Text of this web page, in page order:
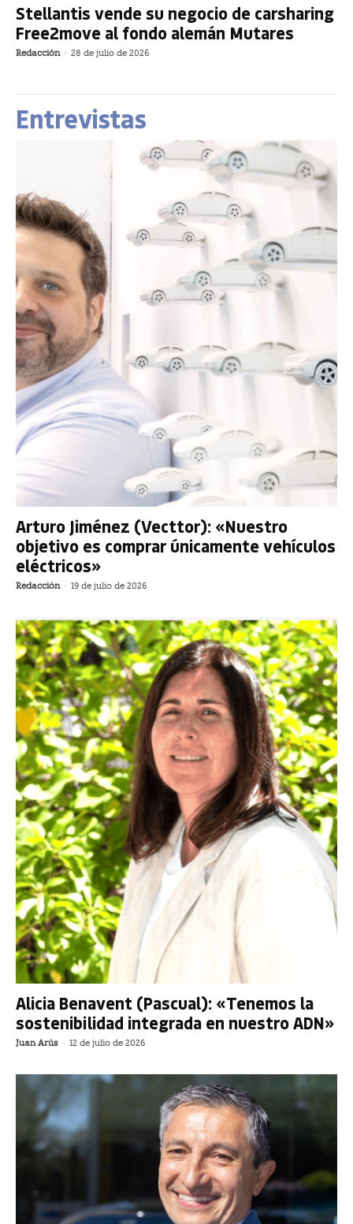
Stellantis vende su negocio de carsharing
Free2move al fondo alemán Mutares
Redacción - 28 de julio de 2026
Entrevistas
Arturo Jiménez (Vecttor): «Nuestro
objetivo es comprar únicamente vehículos
eléctricos»
Redacción - 19 de julio de 2026
Alicia Benavent (Pascual): «Tenemos la
sostenibilidad integrada en nuestro ADN»
Juan Arús - 12 de julio de 2026